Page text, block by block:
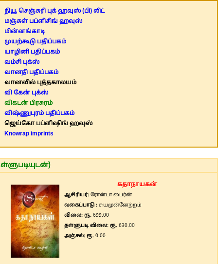
நியூ செஞ்சுரி புக் ஹவுஸ் (பி) லிட்
மஞ்சுள் பப்ளிசிங் ஹவுஸ்
மின்னங்காடி
முயற்கூடு பதிப்பகம்
யாழினி பதிப்பகம்
வம்சி புக்ஸ்
வானதி பதிப்பகம்
வானவில் புத்தகாலயம்
வி கேன் புக்ஸ்
விகடன் பிரசுரம்
விஷ்ணுபுரம் பதிப்பகம்
ஜெய்கோ பப்ளிஷிங் ஹவுஸ்
Knowrap imprints
கதாநாயகன்
ஆசிரியர்: ரோன்டா பைர்ன்
வகைப்பாடு : சுயமுன்னேற்றம்
விலை: ரூ.699.00
தள்ளுபடி விலை: ரூ.630.00
அஞ்சல்: ரூ.0.00